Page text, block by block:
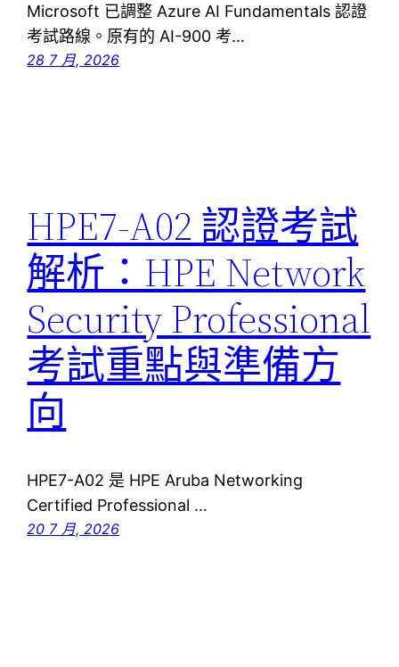
Microsoft 已調整 Azure AI Fundamentals 認證
考試路線。原有的 AI-900 考…
28 7 月, 2026
HPE7-A02 認證考試
解析：HPE Network
Security Professional
考試重點與準備方
向
HPE7-A02 是 HPE Aruba Networking
Certified Professional …
20 7 月, 2026